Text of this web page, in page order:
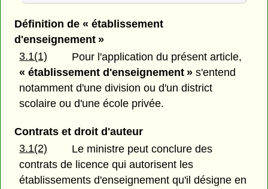
Définition de « établissement
d'enseignement »
3.1(1)
Pour l'application du présent article,
« établissement d'enseignement » s'entend
notamment d'une division ou d'un district
scolaire ou d'une école privée.
Contrats et droit d'auteur
3.1(2)
Le ministre peut conclure des
contrats de licence qui autorisent les
établissements d'enseignement qu'il désigne en